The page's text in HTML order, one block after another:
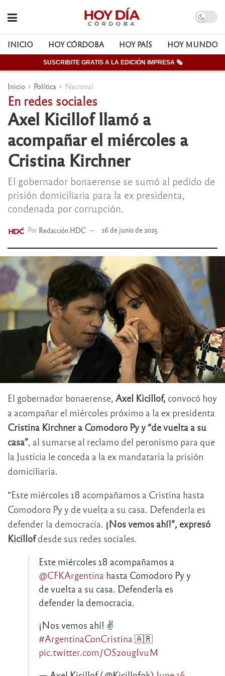
INICIO HOY CÓRDOBA HOY PAÍS HOY MUNDO
SUSCRIBITE GRATIS A LA EDICIÓN IMPRESA 🗞
Inicio Política Nacional
En redes sociales
Axel Kicillof llamó a
acompañar el miércoles a
Cristina Kirchner
El gobernador bonaerense se sumó al pedido de
prisión domiciliaria para la ex presidenta,
condenada por corrupción.
Por Redacción HDC 16 de junio de 2025
El gobernador bonaerense, Axel Kicillof, convocó hoy
a acompañar el miércoles próximo a la ex presidenta
Cristina Kirchner a Comodoro Py y “de vuelta a su
casa”, al sumarse al reclamo del peronismo para que
la Justicia le conceda a la ex mandataria la prisión
domiciliaria.
“Este miércoles 18 acompañamos a Cristina hasta
Comodoro Py y de vuelta a su casa. Defenderla es
defender la democracia. ¡Nos vemos ahí!”, expresó
Kicillofdesde sus redes sociales.
Este miércoles 18 acompañamos a
@CFKArgentina hasta Comodoro Py y
de vuelta a su casa. Defenderla es
defender la democracia.
¡Nos vemos ahí! ✌️
#ArgentinaConCristina 🇦🇷
pic.twitter.com/OS2ougIvuM